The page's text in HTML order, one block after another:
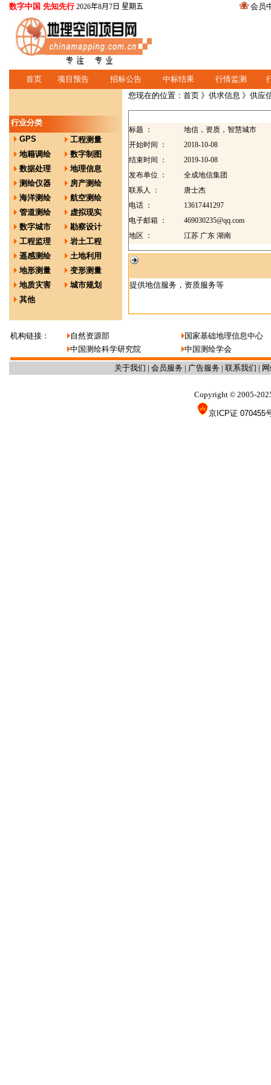
数字中国 先知先行 2026年8月7日 星期五 会员
首页 项目预告 招标公告 中标结果 行情监测
行业分类
GPS
工程测量
地籍调绘
数字制图
数据处理
地理信息
测绘仪器
房产测绘
海洋测绘
航空测绘
管道测绘
虚拟现实
数字城市
勘察设计
工程监理
岩土工程
遥感测绘
土地利用
地形测量
变形测量
地质灾害
城市规划
其他
您现在的位置： 首页 》 供求信息 》供应
标题 ：
地信，资质，智慧城市
开始时间 ：
2018-10-08
结束时间 ：
2019-10-08
发布单位 ：
全成地信集团
联系人 ：
唐士杰
电话 ：
13617441297
电子邮箱 ：
469030235@qq.com
地区 ：
江苏 广东 湖南
提供地信服务，资质服务等
机构链接： 自然资源部
国家基础地理信息中心
中国测绘科学研究院
中国测绘学会
关于我们 | 会员服务 | 广告服务 | 联系我们 |
Copyright © 2005-
京ICP证 070455